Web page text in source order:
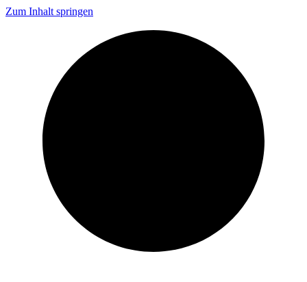
Zum Inhalt springen